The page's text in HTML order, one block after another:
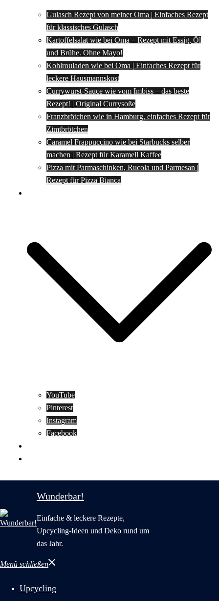
Gulasch Rezept von meiner Oma | Einfaches Rezept
für klassisches Gulasch
Kartoffelsalat wie bei Oma – Rezept mit Essig, Öl
und Brühe. Ohne Mayo!
Kohlrouladen wie bei Oma | Einfaches Rezept für
leckere Hausmannskost
Currywurst-Sauce wie vom Imbiss – das beste
Rezept! | Original Currysoße
Franzbrötchen wie in Hamburg, einfaches Rezept für
Zimtbrötchen
Caramel Frappuccino wie bei Starbucks selber
machen | Rezept für Karamell Kaffee
Pizza mit Parmaschinken, Rucola und Parmesan |
Rezept für Pizza Bianca
YouTube
Pinterest
Instagram
Facebook
Wunderbar!
Einfache & leckere Rezepte,
Upcycling-Ideen und Deko rund um
das Jahr.
Menü schließen
Upcycling